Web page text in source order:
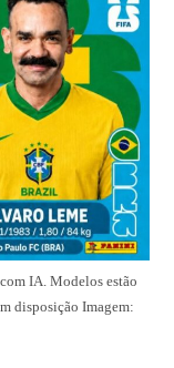
IA. Modelos estão
disposição Imagem: